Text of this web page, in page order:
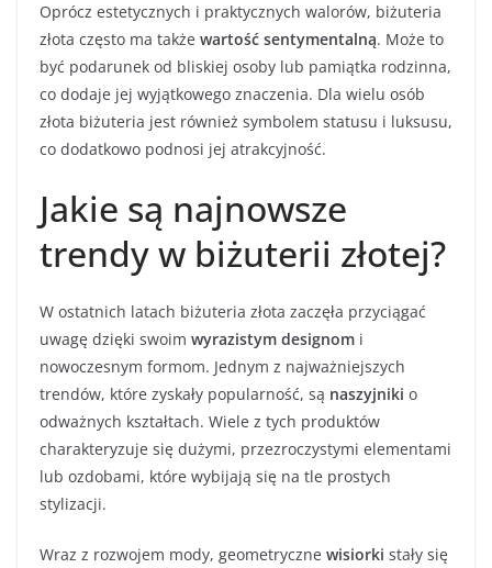
Oprócz estetycznych i praktycznych walorów, biżuteria
złota często ma także wartość sentymentalną. Może to
być podarunek od bliskiej osoby lub pamiątka rodzinna,
co dodaje jej wyjątkowego znaczenia. Dla wielu osób
złota biżuteria jest również symbolem statusu i luksusu,
co dodatkowo podnosi jej atrakcyjność.
Jakie są najnowsze
trendy w biżuterii złotej?
W ostatnich latach biżuteria złota zaczęła przyciągać
uwagę dzięki swoim wyrazistym designom i
nowoczesnym formom. Jednym z najważniejszych
trendów, które zyskały popularność, są naszyjniki o
odważnych kształtach. Wiele z tych produktów
charakteryzuje się dużymi, przezroczystymi elementami
lub ozdobami, które wybijają się na tle prostych
stylizacji.
Wraz z rozwojem mody, geometryczne wisiorki stały się